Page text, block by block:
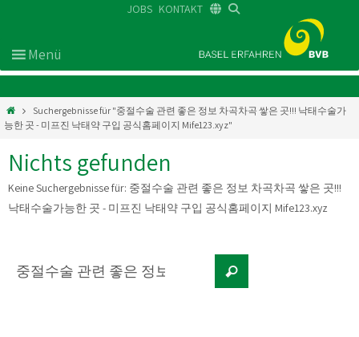
JOBS KONTAKT
Suchergebnisse für "중절수술 관련 좋은 정보 차곡차곡 쌓은 곳!!! 낙태수술가
능한 곳 - 미프진 낙태약 구입 공식홈페이지 Mife123.xyz"
Nichts gefunden
Keine Suchergebnisse für: 중절수술 관련 좋은 정보 차곡차곡 쌓은 곳!!!
낙태수술가능한 곳 - 미프진 낙태약 구입 공식홈페이지 Mife123.xyz